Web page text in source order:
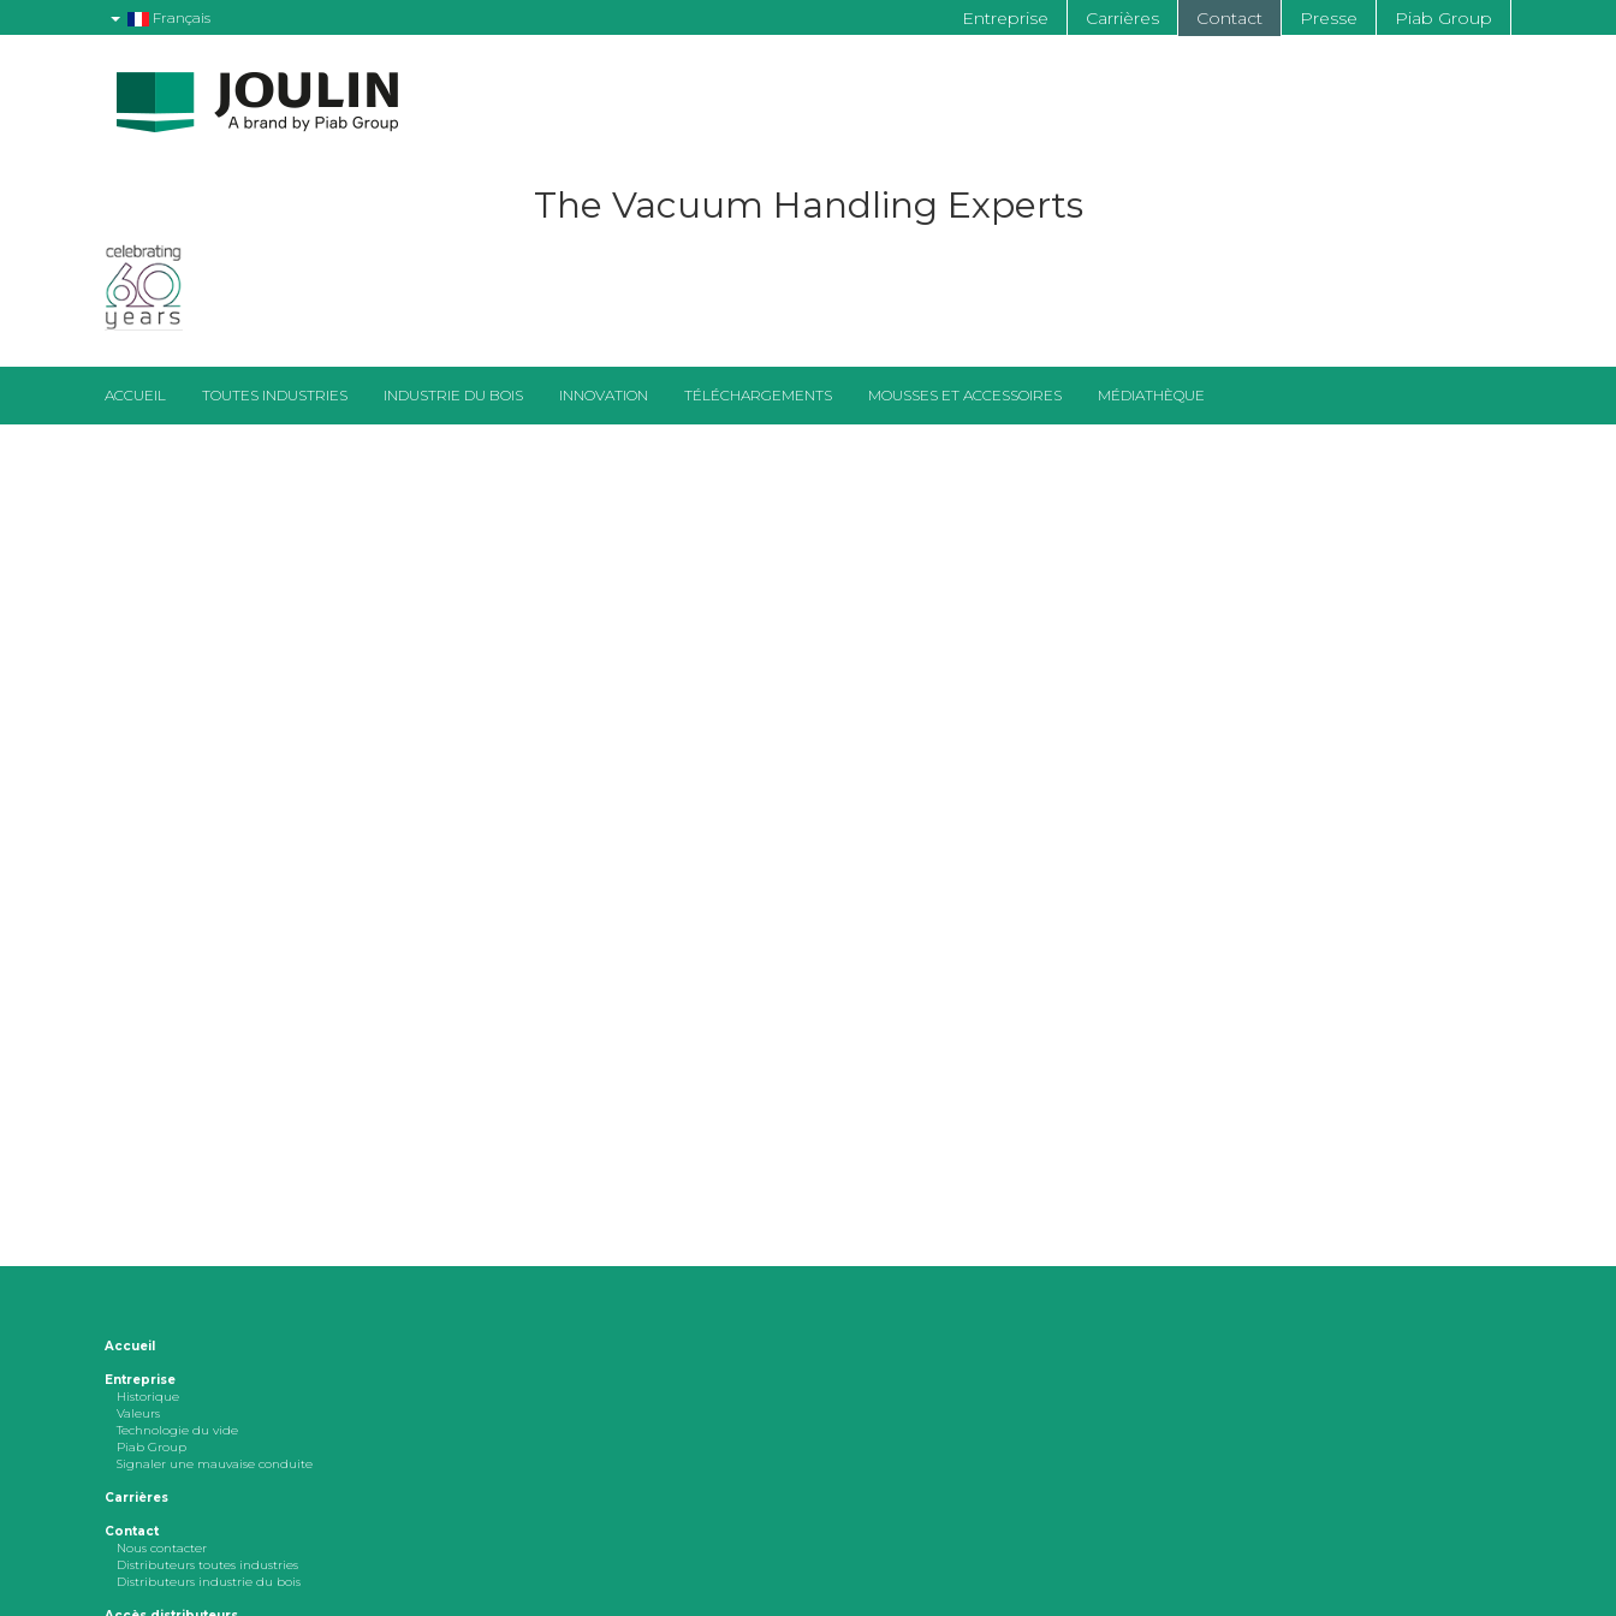
Français Entreprise Carrières Contact Presse Piab Group
The Vacuum Handling Experts
ACCUEIL TOUTES INDUSTRIES INDUSTRIE DU BOIS INNOVATION TÉLÉCHARGEMENTS MOUSSES ET ACCESSOIRES MÉDIATHÈQUE
Accueil
Entreprise
Historique
Valeurs
Technologie du vide
Piab Group
Signaler une mauvaise conduite
Carrières
Contact
Nous contacter
Distributeurs toutes industries
Distributeurs industrie du bois